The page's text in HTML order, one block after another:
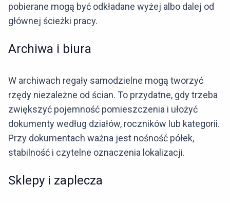
pobierane mogą być odkładane wyżej albo dalej od
głównej ścieżki pracy.
Archiwa i biura
W archiwach regały samodzielne mogą tworzyć
rzędy niezależne od ścian. To przydatne, gdy trzeba
zwiększyć pojemność pomieszczenia i ułożyć
dokumenty według działów, roczników lub kategorii.
Przy dokumentach ważna jest nośność półek,
stabilność i czytelne oznaczenia lokalizacji.
Sklepy i zaplecza